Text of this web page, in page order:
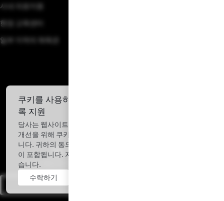
사내 의료지원
현장 교육센터
일부 지역의 체육관
캘리포니아에서 함께하세요
놀라운 풍요의 세상을 함께 만들어 갈 인재를 찾고 있습니다.
쿠키를 사용하여 Tesla 웹사이트를 개선할 수 있도
록 지원
당사는 웹사이트 성능 분석, 맞춤형 광고 제공 및 사용자 경험
개선을 위해 쿠키를 사용하고 사용자의 기기 데이터를 처리합
니다. 귀하의 동의에는 거주 국가 외 지역으로의 데이터 이전
이 포함됩니다. 자세한 내용은
습니다.
수락하기